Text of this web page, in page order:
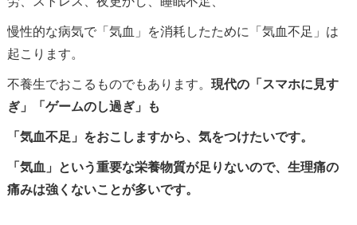
慢性的な病気で「気血」を消耗したために「気血不足」は
起こります。
不養生でおこるものでもあります。 現代の「スマホに見す
ぎ」「ゲームのし過ぎ」も
「気血不足」をおこしますから、気をつけたいです。
「気血」という重要な栄養物質が足りないので、生理痛の
痛みは強くないことが多いです。